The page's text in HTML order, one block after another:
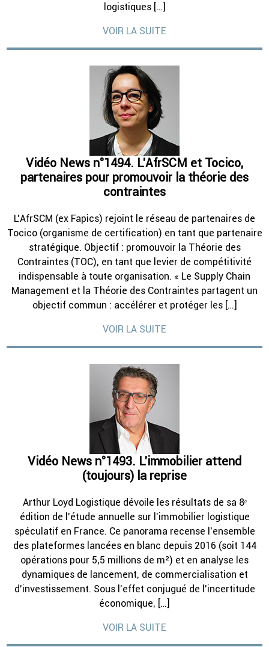
logistiques […]
VOIR LA SUITE
Vidéo News n°1494. L’AfrSCM et Tocico,
partenaires pour promouvoir la théorie des
contraintes
L’AfrSCM (ex Fapics) rejoint le réseau de partenaires de
Tocico (organisme de certification) en tant que partenaire
stratégique. Objectif : promouvoir la Théorie des
Contraintes (TOC), en tant que levier de compétitivité
indispensable à toute organisation. « Le Supply Chain
Management et la Théorie des Contraintes partagent un
objectif commun : accélérer et protéger les […]
VOIR LA SUITE
Vidéo News n°1493. L’immobilier attend
(toujours) la reprise
Arthur Loyd Logistique dévoile les résultats de sa 8ᵉ
édition de l’étude annuelle sur l’immobilier logistique
spéculatif en France. Ce panorama recense l’ensemble
des plateformes lancées en blanc depuis 2016 (soit 144
opérations pour 5,5 millions de m²) et en analyse les
dynamiques de lancement, de commercialisation et
d’investissement. Sous l’effet conjugué de l’incertitude
économique, […]
VOIR LA SUITE